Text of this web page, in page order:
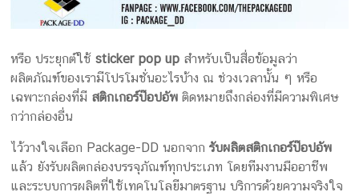
หรือ ประยุกต์ใช้sticker pop up สำหรับเป็นสื่อข้อมูลว่า
ผลิตภัณฑ์ของเรามีโปรโมชั่นอะไรบ้าง ณ ช่วงเวลานั้น ๆ หรือ
เฉพาะกล่องที่มี สติกเกอร์ป๊อปอัพติดหมายถึงกล่องที่มีความพิเศษ
กว่ากล่องอื่น
ไว้วางใจเลือก Package-DD นอกจากรับผลิตสติกเกอร์ป๊อปอัพ
แล้ว ยังรับผลิตกล่องบรรจุภัณฑ์ทุกประเภท โดยทีมงานมืออาชีพ
และระบบการผลิตที่ใช้เทคโนโลยีมาตรฐาน บริการด้วยความจริงใจ